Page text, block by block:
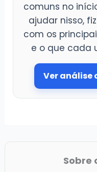
comuns no
ajudar nisso,
com os
e o que cada
Ver análise
Sobre